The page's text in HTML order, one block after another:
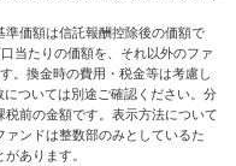
価額は信託報酬控除後の価額で
当たりの価額を、それ以外のファ
。換金時の費用・税金等は考慮し
ついては別途ご確認ください。分
前の金額です。表示方法について
ンドは整数部のみとしているた
あります。